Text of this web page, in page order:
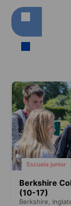
Escuela junior
Berkshire
(10-17)
Berkshire,